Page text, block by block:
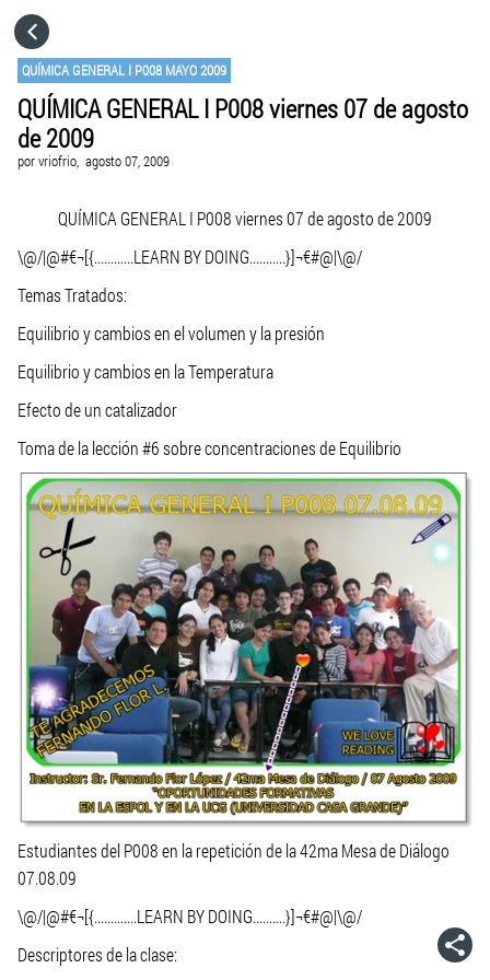
QUÍMICA GENERAL I P008 MAYO 2009
QUÍMICA GENERAL I P008 viernes 07 de agosto
de 2009
porvriofrio, agosto 07, 2009
QUÍMICA GENERAL I P008 viernes 07 de agosto de 2009
\@/|@#€¬[{............LEARN BY DOING...........}]¬€#@|\@/
Temas Tratados:
Equilibrio y cambios en el volumen y la presión
Equilibrio y cambios en la Temperatura
Efecto de un catalizador
Toma de la lección #6 sobre concentraciones de Equilibrio
Estudiantes del P008 en la repetición de la 42ma Mesa de Diálogo
07.08.09
\@/|@#€¬[{.............LEARN BY DOING..........}]¬€#@|\@/
Descriptores de la clase:
CATEGORÍAS
VISITA EL SITIO WEB